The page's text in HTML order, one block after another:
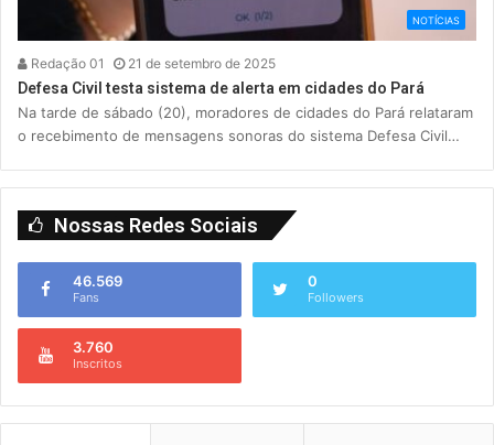
NOTÍCIAS
Redação 01 21 de setembro de 2025
Defesa Civil testa sistema de alerta em cidades do Pará
Na tarde de sábado (20), moradores de cidades do Pará relataram
o recebimento de mensagens sonoras do sistema Defesa Civil…
Nossas Redes Sociais
46.569
Fans
0
Followers
3.760
Inscritos